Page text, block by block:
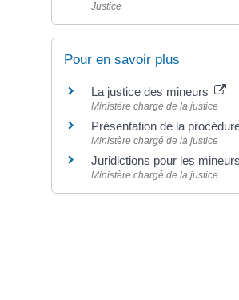
Justice
Pour en savoir plus
La justice des mineurs
Ministère chargé de la justice
Présentation de la
Ministère chargé de la justice
Juridictions pour les
Ministère chargé de la justice